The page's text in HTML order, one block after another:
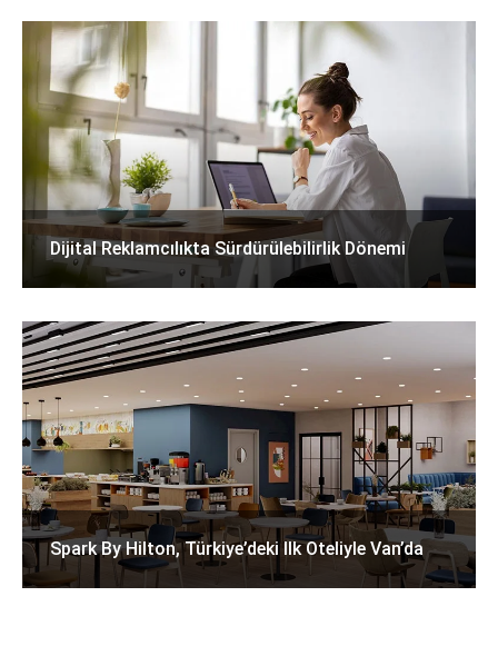
Dijital Reklamcılıkta Sürdürülebilirlik Dönemi
Spark By Hilton, Türkiye’deki Ilk Oteliyle Van’da